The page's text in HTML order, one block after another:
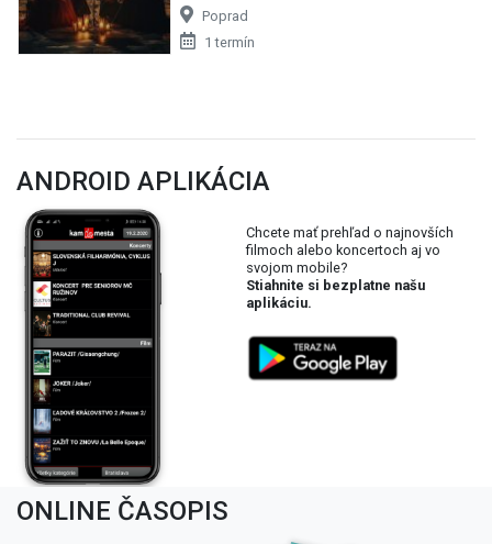
Poprad
1 termín
ANDROID APLIKÁCIA
Chcete mať prehľad o najnovších
filmoch alebo koncertoch aj vo
svojom mobile?
Stiahnite si bezplatne našu
aplikáciu.
ONLINE ČASOPIS